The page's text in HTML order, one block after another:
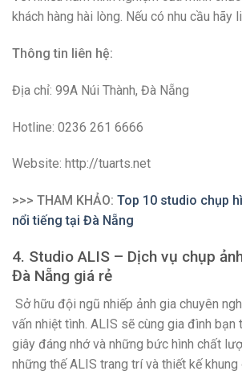
khách hàng hài lòng. Nếu có nhu cầu hãy
Thông tin liên hệ:
Địa chỉ: 99A Núi Thành, Đà Nẵng
Hotline: 0236 261 6666
Website: http://tuarts.net
>>> THAM KHẢO: Top 10 studio chụp
nổi tiếng tại Đà Nẵng
4. Studio ALIS – Dịch vụ chụp
Đà Nẵng giá rẻ
Sở hữu đội ngũ nhiếp ảnh gia chuyên
vấn nhiệt tình. ALIS sẽ cùng gia đình bạn
giây đáng nhớ và những bức hình chất
những thế ALIS trang trí và thiết kế khung